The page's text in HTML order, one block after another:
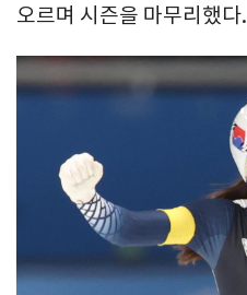
오르며 시즌을 마무리했다.